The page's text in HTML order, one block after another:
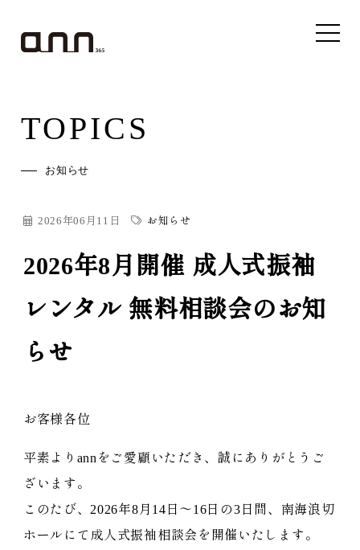
TOPICS
お知らせ
2026年06月11日 お知らせ
2026年8月開催 成人式振袖
レンタル 無料相談会のお知
らせ
お客様各位
平素よりannをご愛顧いただき、誠にありがとうご
ざいます。
このたび、2026年8月14日～16日の3日間、南海浪切
ホールにて成人式振袖相談会を開催いたします。